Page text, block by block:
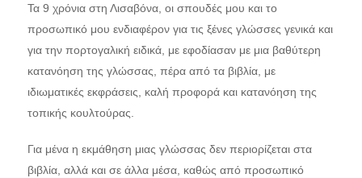
Τα 9 χρόνια στη Λισαβόνα, οι σπουδές μου και το
προσωπικό μου ενδιαφέρον για τις ξένες γλώσσες γενικά και
για την πορτογαλική ειδικά, με εφοδίασαν με μια βαθύτερη
κατανόηση της γλώσσας, πέρα από τα βιβλία, με
ιδιωματικές εκφράσεις, καλή προφορά και κατανόηση της
τοπικής κουλτούρας.
Για μένα η εκμάθηση μιας γλώσσας δεν περιορίζεται στα
βιβλία, αλλά και σε άλλα μέσα, καθώς από προσωπικό